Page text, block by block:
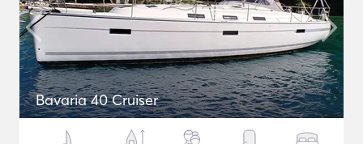
Bavaria 40 Cruiser